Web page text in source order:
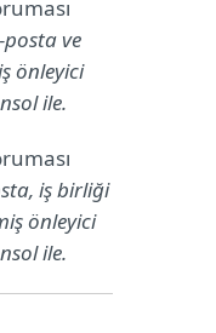
ve
önleyici
ile.
iş birliği
önleyici
ile.